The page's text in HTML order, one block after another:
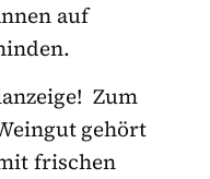
auf
Zum
gehört
frischen